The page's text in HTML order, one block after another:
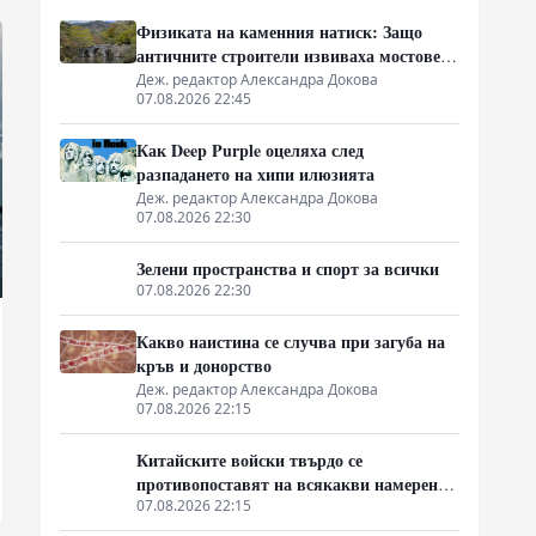
Физиката на каменния натиск: Защо
античните строители извиваха мостовете
нагоре
Деж. редактор Александра Докова
07.08.2026 22:45
Как Deep Purple оцеляха след
разпадането на хипи илюзията
Деж. редактор Александра Докова
07.08.2026 22:30
Зелени пространства и спорт за всички
07.08.2026 22:30
Какво наистина се случва при загуба на
кръв и донорство
Деж. редактор Александра Докова
07.08.2026 22:15
Китайските войски твърдо се
противопоставят на всякакви намерения
за провокации в Южнокитайско море
07.08.2026 22:15